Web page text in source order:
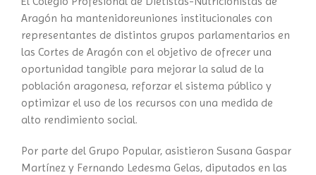
Aragón ha mantenidoreuniones institucionales con
representantes de distintos grupos parlamentarios en
las Cortes de Aragón con el objetivo de ofrecer una
oportunidad tangible para mejorar la salud de la
población aragonesa, reforzar el sistema público y
optimizar el uso de los recursos con una medida de
alto rendimiento social.
Por parte del Grupo Popular, asistieron Susana Gaspar
Martínez y Fernando Ledesma Gelas, diputados en las